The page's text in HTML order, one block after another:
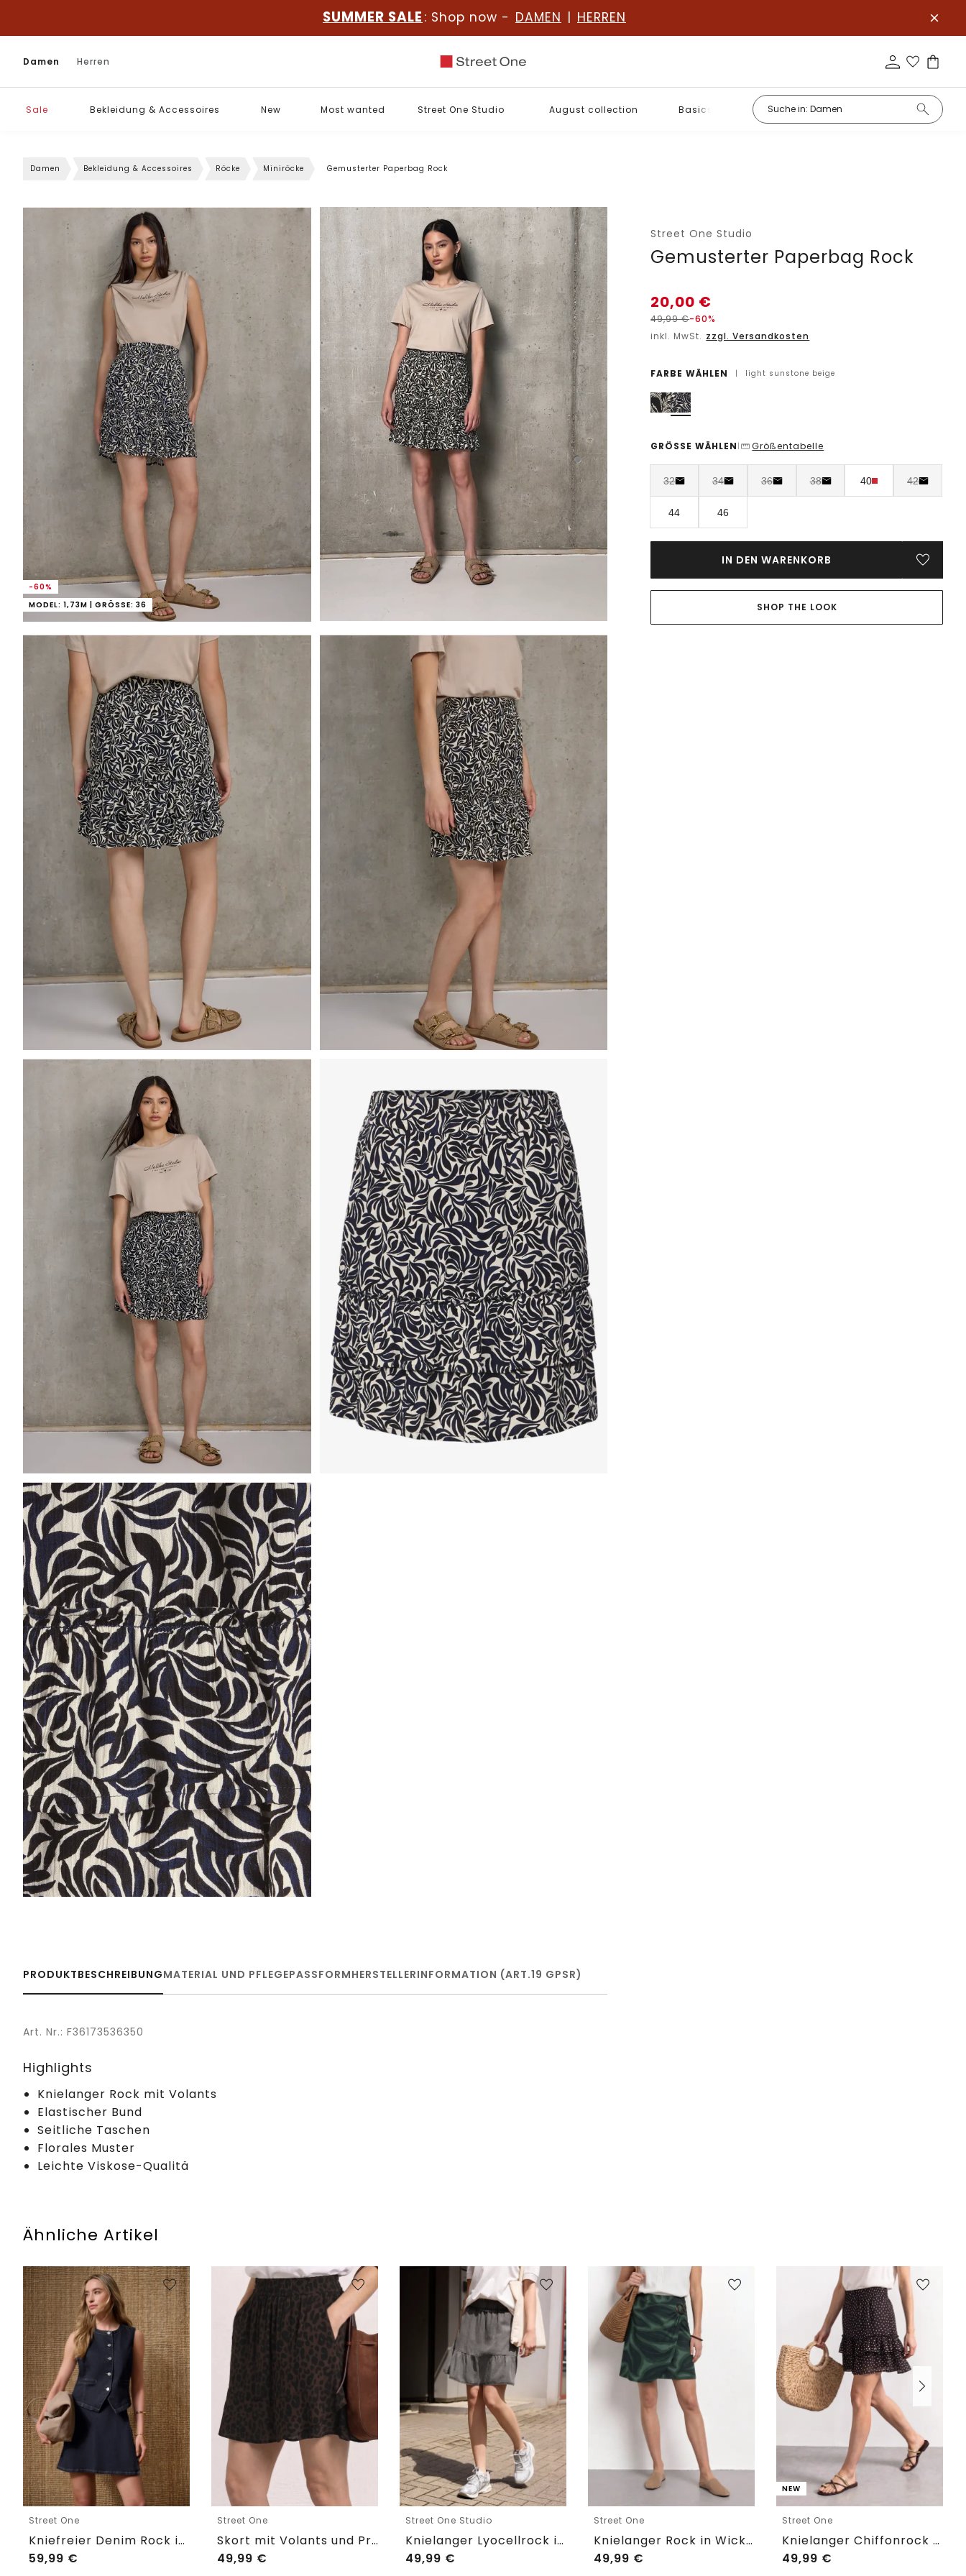
SUMMER SALE : Shop now - DAMEN | HERREN
Damen Herren
Sale Bekleidung & Accessoires New Most wanted Street One Studio August collection Basics
Damen Bekleidung & Accessoires Röcke Miniröcke Gemusterter Paperbag Rock
-60%
MODEL: 1,73M | GRÖSSE: 36
Street One Studio
Gemusterter Paperbag Rock
20,00 €
49,99€-60%
inkl. MwSt. zzgl. Versandkosten
FARBE WÄHLEN | light sunstone beige
GRÖSSE WÄHLEN | Größentabelle
32 34 36 38 40 42
44 46
IN DEN WARENKORB
SHOP THE LOOK
PRODUKTBESCHREIBUNGMATERIAL UND PFLEGEPASSFORMHERSTELLERINFORMATION (ART.19 GPSR)
Art. Nr.: F36173536350
Highlights
Knielanger Rock mit Volants
Elastischer Bund
Seitliche Taschen
Florales Muster
Leichte Viskose-Qualitä
Ähnliche Artikel
Street One
Kniefreier Denim Rock in Wickeloptik
59,99 €
Street One
Skort mit Volants und Print
49,99 €
Street One Studio
Knielanger Lyocellrock im Washed-Look
49,99 €
Street One
Knielanger Rock in Wickeloptik
49,99 €
NEW
Street One
Knielanger Chiffonrock mit Print
49,99 €